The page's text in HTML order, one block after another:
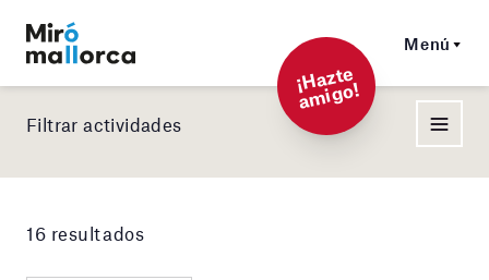
Menú
¡
Hazt
e
a
mi
g
o!
Filtrar actividades
16 resultados